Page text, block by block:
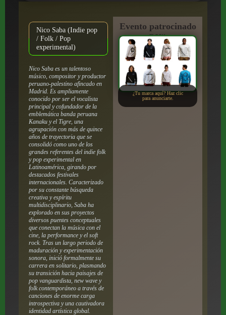
Nico Saba (Indie pop
/ Folk / Pop
experimental)
Nico Saba es un talentoso
músico, compositor y productor
peruano-palestino afincado en
Madrid. Es ampliamente
conocido por ser el vocalista
principal y cofundador de la
emblemática banda peruana
Kanaku y el Tigre, una
agrupación con más de quince
años de trayectoria que se
consolidó como uno de los
grandes referentes del indie folk
y pop experimental en
Latinoamérica, girando por
destacados festivales
internacionales. Caracterizado
por su constante búsqueda
creativa y espíritu
multidisciplinario, Saba ha
explorado en sus proyectos
diversos puentes conceptuales
que conectan la música con el
cine, la performance y el soft
rock. Tras un largo periodo de
maduración y experimentación
sonora, inició formalmente su
carrera en solitario, plasmando
su transición hacia paisajes de
pop vanguardista, new wave y
folk contemporáneo a través de
canciones de enorme carga
introspectiva y una cautivadora
identidad artística global.
Evento patrocinado
por:
¿Tu marca aquí? Haz clic
para anunciarte.